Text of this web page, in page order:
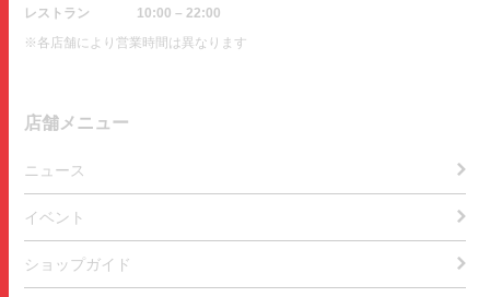
レストラン
10:00 – 22:00
※各店舗により営業時間は異なります
店舗メニュー
ニュース
イベント
ショップガイド